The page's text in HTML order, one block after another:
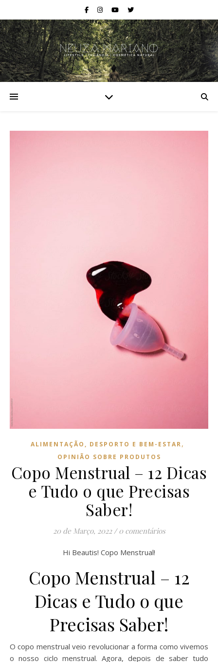
ALIMENTAÇÃO, DESPORTO E BEM-ESTAR,
OPINIÃO SOBRE PRODUTOS
Copo Menstrual – 12 Dicas
e Tudo o que Precisas
Saber!
20 de Março, 2022 / 0 comentários
Hi Beautis! Copo Menstrual!
Copo Menstrual – 12
Dicas e Tudo o que
Precisas Saber!
O copo menstrual veio revolucionar a forma como vivemos
o nosso ciclo menstrual. Agora, depois de saber tudo